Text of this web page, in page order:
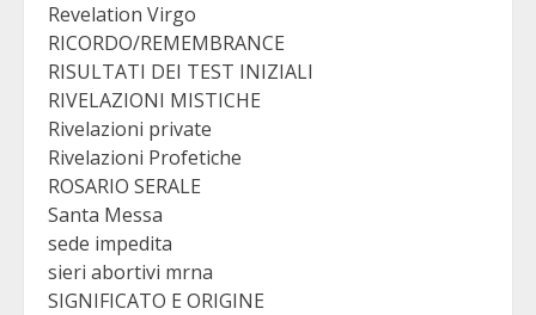
Revelation Virgo
RICORDO/REMEMBRANCE
RISULTATI DEI TEST INIZIALI
RIVELAZIONI MISTICHE
Rivelazioni private
Rivelazioni Profetiche
ROSARIO SERALE
Santa Messa
sede impedita
sieri abortivi mrna
SIGNIFICATO E ORIGINE